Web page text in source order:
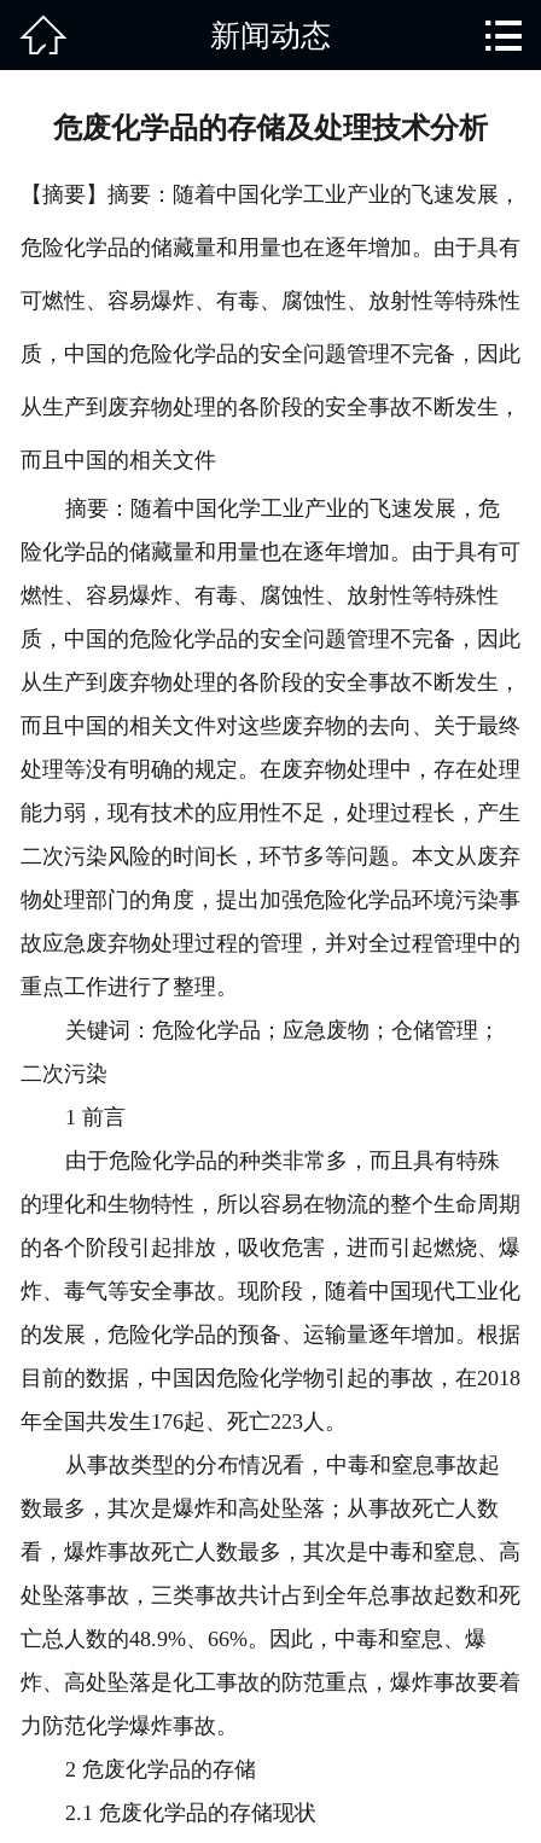
新闻动态
 新闻动态 
危废化学品的存储及处理技术分析
【摘要】摘要：随着中国化学工业产业的飞速发展，
危险化学品的储藏量和用量也在逐年增加。由于具有
可燃性、容易爆炸、有毒、腐蚀性、放射性等特殊性
质，中国的危险化学品的安全问题管理不完备，因此
从生产到废弃物处理的各阶段的安全事故不断发生，
而且中国的相关文件
摘要：随着中国化学工业产业的飞速发展，危
险化学品的储藏量和用量也在逐年增加。由于具有可
燃性、容易爆炸、有毒、腐蚀性、放射性等特殊性
质，中国的危险化学品的安全问题管理不完备，因此
从生产到废弃物处理的各阶段的安全事故不断发生，
而且中国的相关文件对这些废弃物的去向、关于最终
处理等没有明确的规定。在废弃物处理中，存在处理
能力弱，现有技术的应用性不足，处理过程长，产生
二次污染风险的时间长，环节多等问题。本文从废弃
物处理部门的角度，提出加强危险化学品环境污染事
故应急废弃物处理过程的管理，并对全过程管理中的
重点工作进行了整理。
关键词：危险化学品；应急废物；仓储管理；
二次污染
1 前言
由于危险化学品的种类非常多，而且具有特殊
的理化和生物特性，所以容易在物流的整个生命周期
的各个阶段引起排放，吸收危害，进而引起燃烧、爆
炸、毒气等安全事故。现阶段，随着中国现代工业化
的发展，危险化学品的预备、运输量逐年增加。根据
目前的数据，中国因危险化学物引起的事故，在2018
年全国共发生176起、死亡223人。
从事故类型的分布情况看，中毒和窒息事故起
数最多，其次是爆炸和高处坠落；从事故死亡人数
看，爆炸事故死亡人数最多，其次是中毒和窒息、高
处坠落事故，三类事故共计占到全年总事故起数和死
亡总人数的48.9%、66%。因此，中毒和窒息、爆
炸、高处坠落是化工事故的防范重点，爆炸事故要着
力防范化学爆炸事故。
2 危废化学品的存储
2.1 危废化学品的存储现状